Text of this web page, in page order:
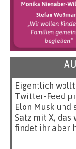
Eigentlich
Twitter-Feed
Elon Musk und
Satz mit X, das
findet ihr aber